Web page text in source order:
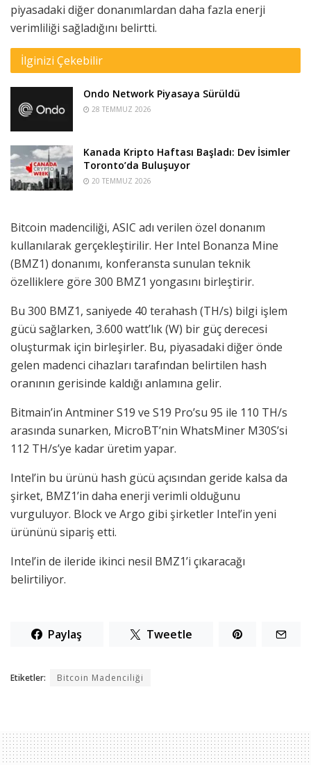
piyasadaki diğer donanımlardan daha fazla enerji
verimliliği sağladığını belirtti.
İlginizi Çekebilir
Ondo Network Piyasaya Sürüldü
28 TEMMUZ 2026
Kanada Kripto Haftası Başladı: Dev İsimler
Toronto’da Buluşuyor
20 TEMMUZ 2026
Bitcoin madenciliği, ASIC adı verilen özel donanım
kullanılarak gerçekleştirilir. Her Intel Bonanza Mine
(BMZ1) donanımı, konferansta sunulan teknik
özelliklere göre 300 BMZ1 yongasını birleştirir.
Bu 300 BMZ1, saniyede 40 terahash (TH/s) bilgi işlem
gücü sağlarken, 3.600 watt’lık (W) bir güç derecesi
oluşturmak için birleşirler. Bu, piyasadaki diğer önde
gelen madenci cihazları tarafından belirtilen hash
oranının gerisinde kaldığı anlamına gelir.
Bitmain’in Antminer S19 ve S19 Pro’su 95 ile 110 TH/s
arasında sunarken, MicroBT’nin WhatsMiner M30S’si
112 TH/s’ye kadar üretim yapar.
Intel’in bu ürünü hash gücü açısından geride kalsa da
şirket, BMZ1’in daha enerji verimli olduğunu
vurguluyor. Block ve Argo gibi şirketler Intel’in yeni
ürününü sipariş etti.
Intel’in de ileride ikinci nesil BMZ1’i çıkaracağı
belirtiliyor.
Paylaş Tweetle
Etiketler: Bitcoin Madenciliği